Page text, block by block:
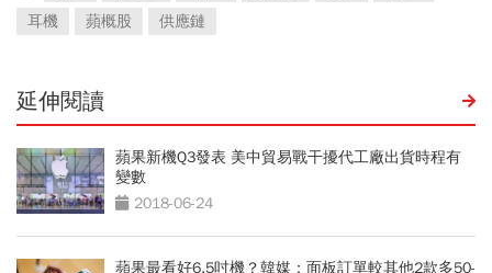
耳機
蘋概股 供應鏈
延伸閱讀
蘋果新機Q3發表 美中貿易戰干擾代工廠出貨時程有
變數
2018-06-24
蘋果最看好6.5吋機？韓媒：面板訂單較其他2款多50-